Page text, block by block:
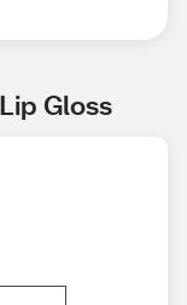
Gloss